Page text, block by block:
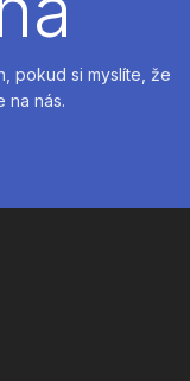
pokud si myslíte, že
na nás.